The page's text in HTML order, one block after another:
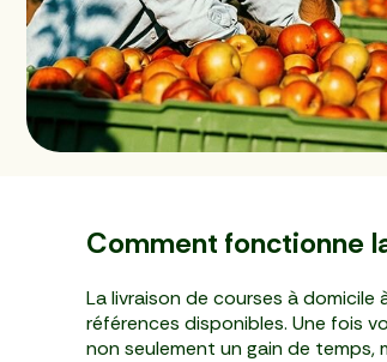
Comment fonctionne
La livraison de courses à
références disponibles. Une fois
non seulement un gain de